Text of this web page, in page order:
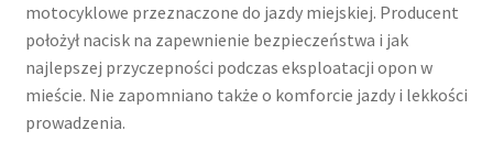
motocyklowe przeznaczone do jazdy miejskiej. Producent
położył nacisk na zapewnienie bezpieczeństwa i jak
najlepszej przyczepności podczas eksploatacji opon w
mieście. Nie zapomniano także o komforcie jazdy i lekkości
prowadzenia.